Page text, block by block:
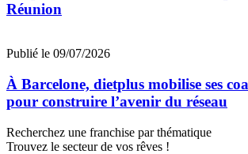
Réunion
Publié le 09/07/2026
À Barcelone, dietplus mobilise ses
pour construire l’avenir du réseau
Recherchez une franchise par thématique
Trouvez le secteur de vos rêves !